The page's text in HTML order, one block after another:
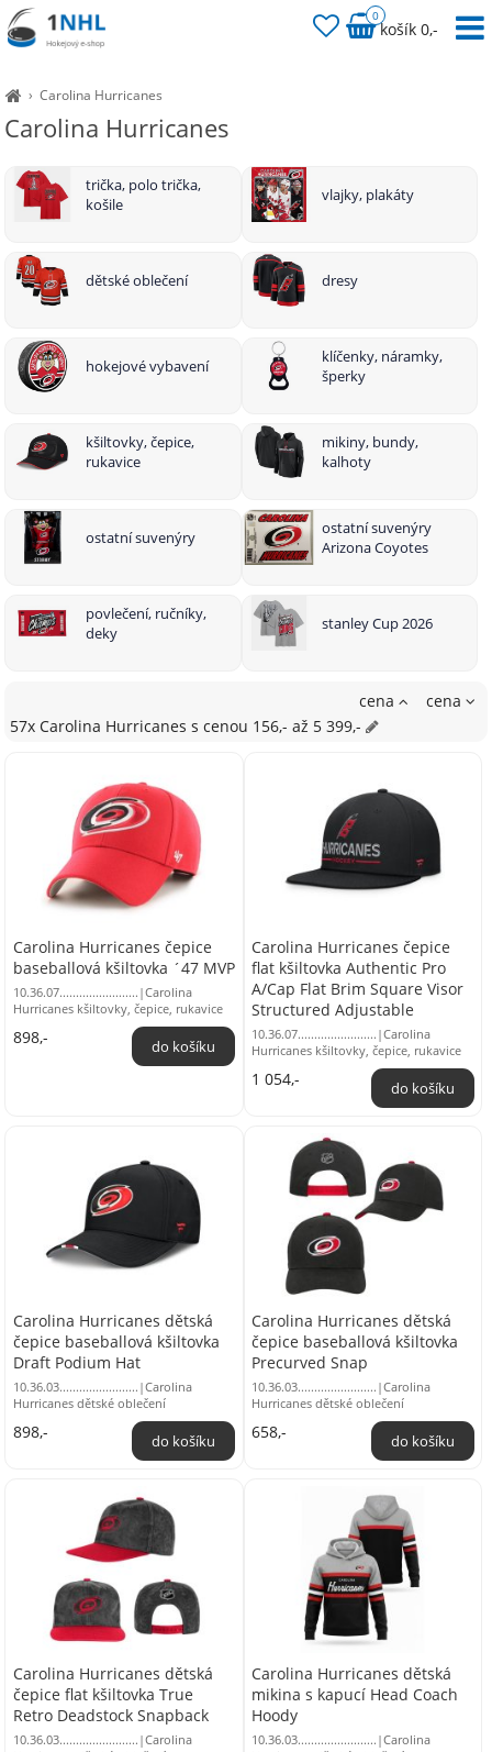
› Carolina Hurricanes
Carolina Hurricanes
trička, polo trička,
košile
vlajky, plakáty
dětské oblečení dresy
hokejové vybavení
klíčenky, náramky,
šperky
kšiltovky, čepice,
rukavice
mikiny, bundy,
kalhoty
ostatní suvenýry
ostatní suvenýry
Arizona Coyotes
povlečení, ručníky,
deky
stanley Cup 2026
cena
cena
57x Carolina Hurricanes s cenou 156,- až 5 399,-
Carolina Hurricanes čepice
baseballová kšiltovka ´47 MVP
10.36.07........................|Carolina
Hurricanes kšiltovky, čepice, rukavice
898,-
Carolina Hurricanes čepice
flat kšiltovka Authentic Pro
A/Cap Flat Brim Square Visor
Structured Adjustable
10.36.07........................|Carolina
Hurricanes kšiltovky, čepice, rukavice
1 054,-
Carolina Hurricanes dětská
čepice baseballová kšiltovka
Draft Podium Hat
10.36.03........................|Carolina
Hurricanes dětské oblečení
898,-
Carolina Hurricanes dětská
čepice baseballová kšiltovka
Precurved Snap
10.36.03........................|Carolina
Hurricanes dětské oblečení
658,-
Carolina Hurricanes dětská
čepice flat kšiltovka True
Retro Deadstock Snapback
10.36.03........................|Carolina
Carolina Hurricanes dětská
mikina s kapucí Head Coach
Hoody
10.36.03........................|Carolina
0
košík 0,-